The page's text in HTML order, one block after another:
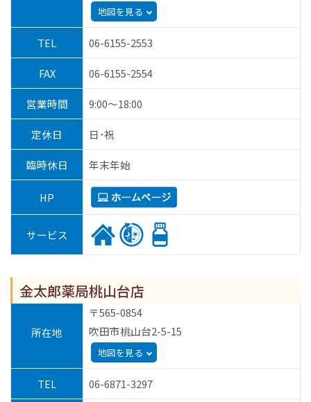
地図を見る
TEL 06-6155-2553
FAX 06-6155-2554
営業時間 9:00～18:00
定休日 日･祝
臨時休日 年末年始
HP
サービス
金太郎薬局桃山台店
所在地
〒565-0854
吹田市桃山台2-5-15
地図を見る
TEL 06-6871-3297